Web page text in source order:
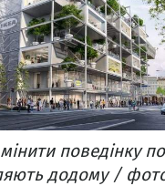
поведінку
додому /